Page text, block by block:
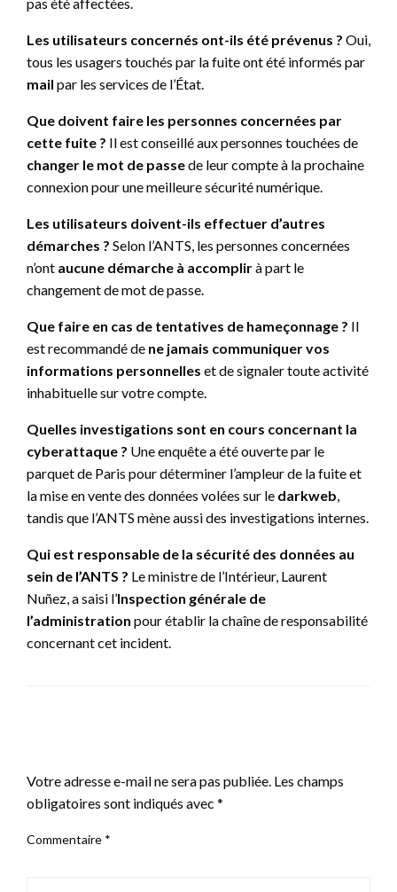
Les utilisateurs concernés ont-ils été prévenus ? Oui,
tous les usagers touchés par la fuite ont été informés par
mail par les services de l’État.
Que doivent faire les personnes concernées par
cette fuite ? Il est conseillé aux personnes touchées de
changer le mot de passede leur compte à la prochaine
connexion pour une meilleure sécurité numérique.
Les utilisateurs doivent-ils effectuer d’autres
démarches ? Selon l’ANTS, les personnes concernées
n’ont aucune démarche à accomplirà part le
changement de mot de passe.
Que faire en cas de tentatives de hameçonnage ? Il
est recommandé de ne jamais communiquer vos
informations personnelles et de signaler toute activité
inhabituelle sur votre compte.
Quelles investigations sont en cours concernant la
cyberattaque ? Une enquête a été ouverte par le
parquet de Paris pour déterminer l’ampleur de la fuite et
la mise en vente des données volées sur le darkweb,
tandis que l’ANTS mène aussi des investigations internes.
Qui est responsable de la sécurité des données au
sein de l’ANTS ? Le ministre de l’Intérieur, Laurent
Nuñez, a saisi l’Inspection générale de
l’administration pour établir la chaîne de responsabilité
concernant cet incident.
Votre adresse e-mail ne sera pas publiée. Les champs
obligatoires sont indiqués avec *
Commentaire *